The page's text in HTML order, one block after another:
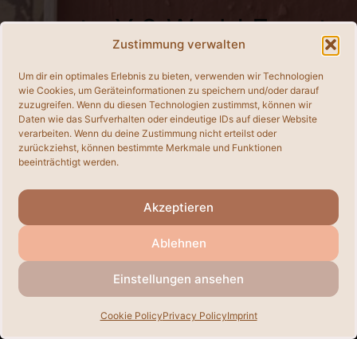
Zustimmung verwalten
Um dir ein optimales Erlebnis zu bieten, verwenden wir Technologien
wie Cookies, um Geräteinformationen zu speichern und/oder darauf
zuzugreifen. Wenn du diesen Technologien zustimmst, können wir
Daten wie das Surfverhalten oder eindeutige IDs auf dieser Website
verarbeiten. Wenn du deine Zustimmung nicht erteilst oder
zurückziehst, können bestimmte Merkmale und Funktionen
beeinträchtigt werden.
Akzeptieren
Ablehnen
Einstellungen ansehen
Cookie PolicyPrivacy PolicyImprint
ctp Y.0 World Events
Archive